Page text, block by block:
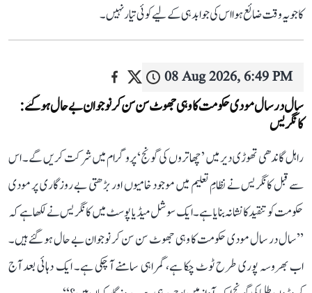
کا جو یہ وقت ضائع ہوا اس کی جوابدہی کے لیے کوئی تیار نہیں۔
08 Aug 2026, 6:49 PM
سال در سال مودی حکومت کا وہی جھوٹ سن سن کر نوجوان بے حال ہو گئے:
کانگریس
راہل گاندھی تھوڑی دیر میں ’چھاتروں کی گونج‘ پروگرام میں شرکت کریں گے۔ اس
سے قبل کانگریس نے نظامِ تعلیم میں موجود خامیوں اور بڑھتی بے روزگاری پر مودی
حکومت کو تنقید کا نشانہ بنایا ہے۔ ایک سوشل میڈیا پوسٹ میں کانگریس نے لکھا ہے کہ
’’سال در سال مودی حکومت کا وہی جھوٹ سن سن کر نوجوان بے حال ہو گئے ہیں۔
اب بھروسہ پوری طرح ٹوٹ چکا ہے، گمراہی سامنے آ چکی ہے۔ ایک دہائی بعد آج